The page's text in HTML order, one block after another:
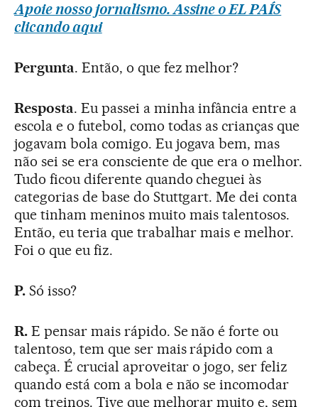
Apoie nosso jornalismo. Assine o EL PAÍS
clicando aqui
Pergunta. Então, o que fez melhor?
Resposta. Eu passei a minha infância entre a
escola e o futebol, como todas as crianças que
jogavam bola comigo. Eu jogava bem, mas
não sei se era consciente de que era o melhor.
Tudo ficou diferente quando cheguei às
categorias de base do Stuttgart. Me dei conta
que tinham meninos muito mais talentosos.
Então, eu teria que trabalhar mais e melhor.
Foi o que eu fiz.
P.Só isso?
R. E pensar mais rápido. Se não é forte ou
talentoso, tem que ser mais rápido com a
cabeça. É crucial aproveitar o jogo, ser feliz
quando está com a bola e não se incomodar
com treinos. Tive que melhorar muito e, sem